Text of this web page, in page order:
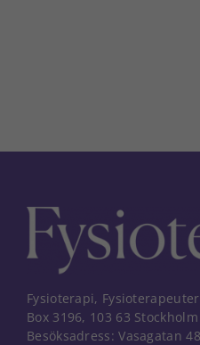
Fysioterapi,
Box 3196, 103 63 Stockholm
Besöksadress: Vasagatan